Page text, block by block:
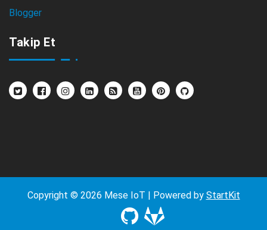
Blogger
Takip Et
Copyright © 2026 Mese IoT | Powered by StartKit